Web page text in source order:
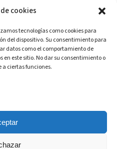
cookies
tecnologías como cookies para
del dispositivo. Su consentimiento para
datos como el comportamiento de
este sitio. No dar su consentimiento o
ciertas funciones.